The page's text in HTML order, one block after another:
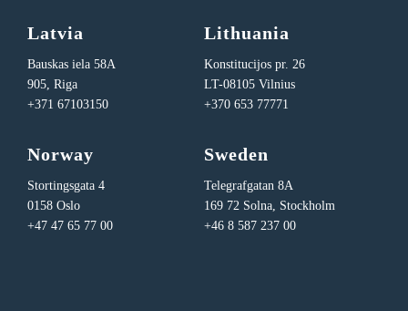
Latvia
Bauskas iela 58A
905, Riga
+371 67103150
Lithuania
Konstitucijos pr. 26
LT-08105 Vilnius
+370 653 77771
Norway
Stortingsgata 4
0158 Oslo
+47 47 65 77 00
Sweden
Telegrafgatan 8A
169 72 Solna, Stockholm
+46 8 587 237 00